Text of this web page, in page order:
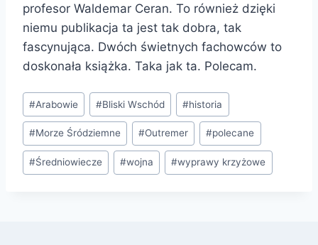
profesor Waldemar Ceran. To również dzięki
niemu publikacja ta jest tak dobra, tak
fascynująca. Dwóch świetnych fachowców to
doskonała książka. Taka jak ta. Polecam.
Tagi
wpisu:
#Arabowie #Bliski Wschód #historia
#Morze Śródziemne #Outremer #polecane
#Średniowiecze #wojna #wyprawy krzyżowe